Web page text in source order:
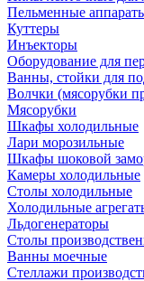
Пельменные
Куттеры
Инъекторы
Оборудование для
Ванны, стойки для
Волчки (мясорубки
Мясорубки
Шкафы холодильные
Лари морозильные
Шкафы шоковой
Камеры холодильные
Столы холодильные
Холодильные
Льдогенераторы
Столы
Ванны моечные
Стеллажи